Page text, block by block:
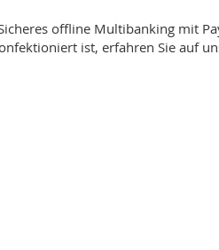
offline Multibanking mit
ist, erfahren Sie auf